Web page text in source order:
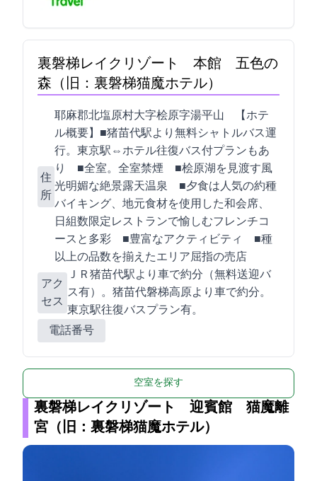
裏磐梯レイクリゾート 本館 五色の
森（旧：裏磐梯猫魔ホテル）
住
所
耶麻郡北塩原村大字桧原字湯平山1171-1 【ホテ
ル概要】■猪苗代駅より無料シャトルバス運
行。東京駅⇔ホテル往復バス付プランもあ
り ■全241室。全室禁煙 ■桧原湖を見渡す風
光明媚な絶景露天温泉 ■夕食は人気の約50種
バイキング、地元食材を使用した和会席、1
日組数限定レストランで愉しむフレンチコ
ースと多彩 ■豊富なアクティビティ ■2,000種
以上の品数を揃えたエリア屈指の売店
アク
セス
ＪＲ猪苗代駅より車で約30分（無料送迎バ
ス有）。猪苗代磐梯高原ICより車で約25分。
東京駅往復バスプラン有。
電話番号
空室を探す
裏磐梯レイクリゾート 迎賓館 猫魔離
宮（旧：裏磐梯猫魔ホテル）